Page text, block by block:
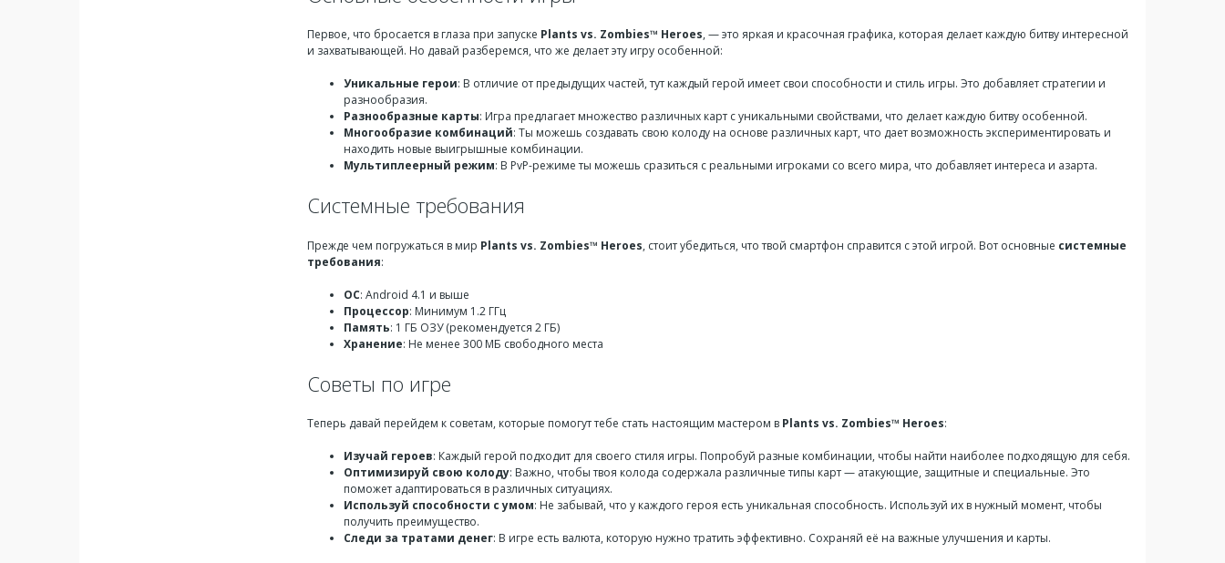
Первое, что бросается в глаза при запуске Plants vs. Zombies™ Heroes, — это яркая и красочная графика, которая делает каждую битву интересной
и захватывающей. Но давай разберемся, что же делает эту игру особенной:
Уникальные герои: В отличие от предыдущих частей, тут каждый герой имеет свои способности и стиль игры. Это добавляет стратегии и
разнообразия.
Разнообразные карты: Игра предлагает множество различных карт с уникальными свойствами, что делает каждую битву особенной.
Многообразие комбинаций: Ты можешь создавать свою колоду на основе различных карт, что дает возможность экспериментировать и
находить новые выигрышные комбинации.
Мультиплеерный режим: В PvP-режиме ты можешь сразиться с реальными игроками со всего мира, что добавляет интереса и азарта.
Системные требования
Прежде чем погружаться в мир Plants vs. Zombies™ Heroes, стоит убедиться, что твой смартфон справится с этой игрой. Вот основные системные
требования:
ОС: Android 4.1 и выше
Процессор: Минимум 1.2 ГГц
Память: 1 ГБ ОЗУ (рекомендуется 2 ГБ)
Хранение: Не менее 300 МБ свободного места
Советы по игре
Теперь давай перейдем к советам, которые помогут тебе стать настоящим мастером в Plants vs. Zombies™ Heroes:
Изучай героев: Каждый герой подходит для своего стиля игры. Попробуй разные комбинации, чтобы найти наиболее подходящую для себя.
Оптимизируй свою колоду: Важно, чтобы твоя колода содержала различные типы карт — атакующие, защитные и специальные. Это
поможет адаптироваться в различных ситуациях.
Используй способности с умом: Не забывай, что у каждого героя есть уникальная способность. Используй их в нужный момент, чтобы
получить преимущество.
Следи за тратами денег: В игре есть валюта, которую нужно тратить эффективно. Сохраняй её на важные улучшения и карты.